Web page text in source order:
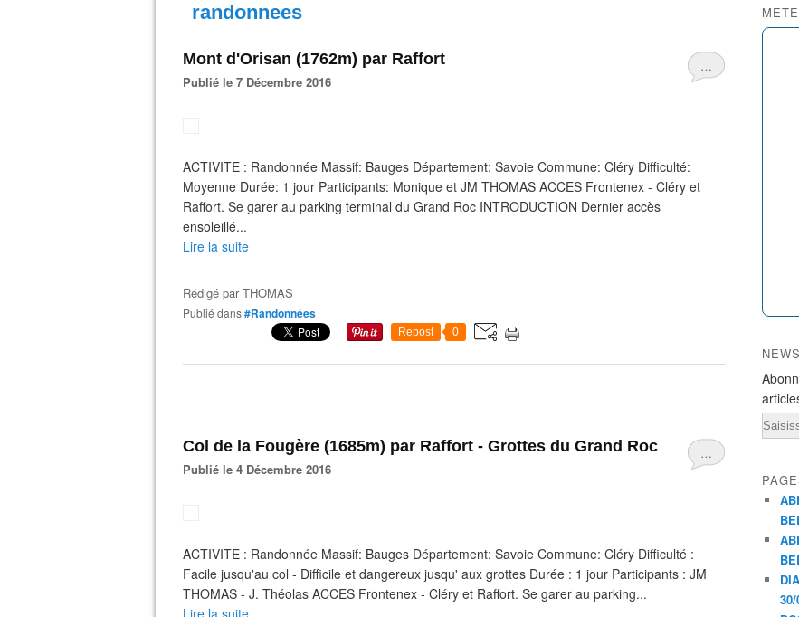
randonnees
…
Mont d'Orisan (1762m) par Raffort
Publié le 7 Décembre 2016
ACTIVITE : Randonnée Massif: Bauges Département: Savoie Commune: Cléry Difficulté:
Moyenne Durée: 1 jour Participants: Monique et JM THOMAS ACCES Frontenex - Cléry et
Raffort. Se garer au parking terminal du Grand Roc INTRODUCTION Dernier accès
ensoleillé...
Lire la suite
Rédigé parTHOMAS
Publié dans#Randonnées
Repost 0
…
Col de la Fougère (1685m) par Raffort - Grottes du Grand Roc
Publié le 4 Décembre 2016
ACTIVITE : Randonnée Massif: Bauges Département: Savoie Commune: Cléry Difficulté :
Facile jusqu'au col - Difficile et dangereux jusqu' aux grottes Durée : 1 jour Participants : JM
THOMAS - J. Théolas ACCES Frontenex - Cléry et Raffort. Se garer au parking...
Lire la suite
Email